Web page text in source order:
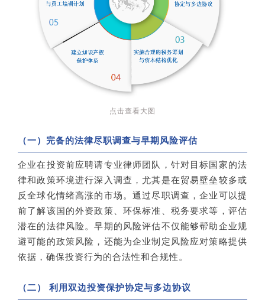
点击查看大图
（一）完备的法律尽职调查与早期风险评估
企业在投资前应聘请专业律师团队，针对目标国家的法
律和政策环境进行深入调查，尤其是在贸易壁垒较多或
反全球化情绪高涨的市场。通过尽职调查，企业可以提
前了解该国的外资政策、环保标准、税务要求等，评估
潜在的法律风险。早期的风险评估不仅能够帮助企业规
避可能的政策风险，还能为企业制定风险应对策略提供
依据，确保投资行为的合法性和合规性。
（二） 利用双边投资保护协定与多边协议